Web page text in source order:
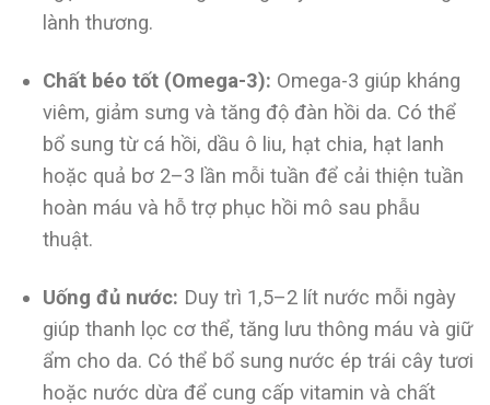
lành thương.
Chất béo tốt (Omega-3): Omega-3 giúp kháng
viêm, giảm sưng và tăng độ đàn hồi da. Có thể
bổ sung từ cá hồi, dầu ô liu, hạt chia, hạt lanh
hoặc quả bơ 2–3 lần mỗi tuần để cải thiện tuần
hoàn máu và hỗ trợ phục hồi mô sau phẫu
thuật.
Uống đủ nước: Duy trì 1,5–2 lít nước mỗi ngày
giúp thanh lọc cơ thể, tăng lưu thông máu và giữ
ẩm cho da. Có thể bổ sung nước ép trái cây tươi
hoặc nước dừa để cung cấp vitamin và chất